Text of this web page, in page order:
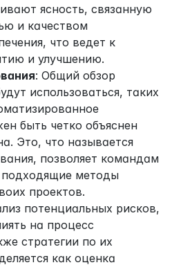
ясность, связанную
и качеством
что ведет к
и улучшению.
: Общий обзор
использоваться, таких
быть четко объяснен
Это, что называется
позволяет командам
подходящие методы
проектов.
потенциальных рисков,
на процесс
стратегии по их
как оценка